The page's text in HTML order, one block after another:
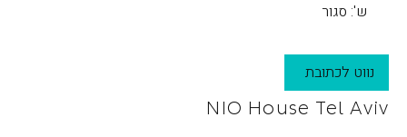
ש': סגור
נווט לכתובת
NIO House Tel Aviv